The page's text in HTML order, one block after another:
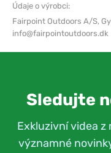
Údaje o výrobci:
Fairpoint Outdoors A/S,
info@fairpointoutdoors.dk
Sledujte
Exkluzivní videa z
významné